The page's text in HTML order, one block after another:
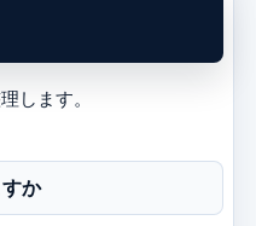
します。
か